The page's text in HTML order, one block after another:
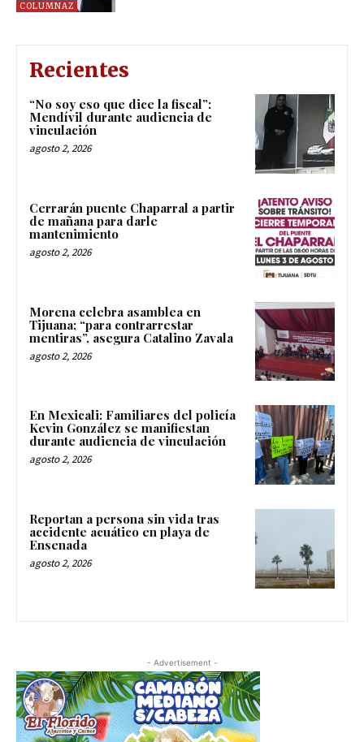
COLUMNAZ
Recientes
“No soy eso que dice la fiscal”:
Mendívil durante audiencia de
vinculación
agosto 2, 2026
Cerrarán puente Chaparral a partir
de mañana para darle
mantenimiento
agosto 2, 2026
Morena celebra asamblea en
Tijuana; “para contrarrestar
mentiras”, asegura Catalino Zavala
agosto 2, 2026
En Mexicali: Familiares del policía
Kevin González se manifiestan
durante audiencia de vinculación
agosto 2, 2026
Reportan a persona sin vida tras
accidente acuático en playa de
Ensenada
agosto 2, 2026
- Advertisement -